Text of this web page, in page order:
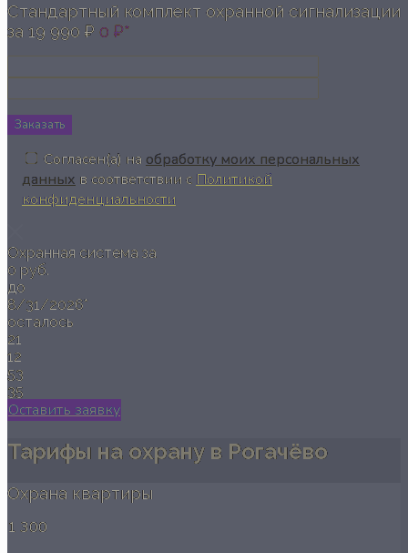
Стандартный комплект охранной сигнализации
за 19 990 ₽ 0 ₽*
Заказать
Согласен(а) на обработку моих персональных
данных в соответствии с Политикой
конфиденциальности
Охранная система за
0 руб.
до
8/31/2026*
осталось
21
12
53
34
Оставить заявку
Тарифы на охрану в Рогачёво
Охрана квартиры
1 300